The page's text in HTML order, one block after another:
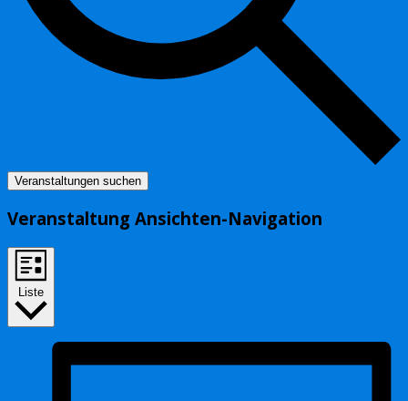
Veranstaltungen suchen
Veranstaltung Ansichten-Navigation
Liste